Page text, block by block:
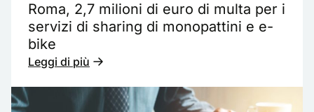
Roma, 2,7 milioni di euro di multa per i
servizi di sharing di monopattini e e-
bike
Leggi di più